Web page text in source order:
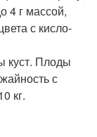
4 г массой,
с кисло-
куст. Плоды
с
кг.